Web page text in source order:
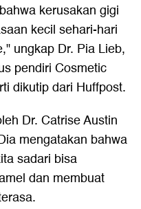
kerusakan gigi
kecil sehari-hari
ungkap Dr. Pia Lieb,
pendiri Cosmetic
dikutip dari Huffpost.
Dr. Catrise Austin
mengatakan bahwa
sadari bisa
dan membuat